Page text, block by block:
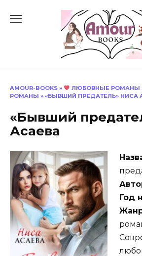
AMOUR-BOOKS » ЛЮБОВНЫЕ РОМАНЫ
РОМАНЫ » «БЫВШИЙ ПРЕДАТЕЛЬ» НИСА
«Бывший
Асаева
Год